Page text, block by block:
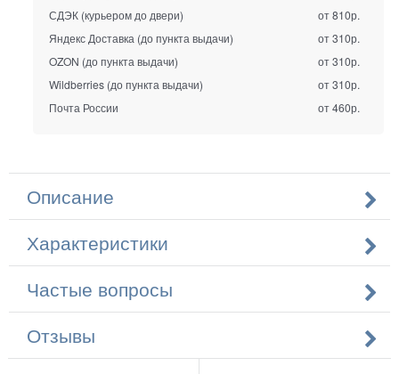
СДЭК (курьером до двери)
от 810р.
Яндекс Доставка (до пункта выдачи)
от 310р.
OZON (до пункта выдачи)
от 310р.
Wildberries (до пункта выдачи)
от 310р.
Почта России
от 460р.
Описание
Характеристики
Частые вопросы
Отзывы